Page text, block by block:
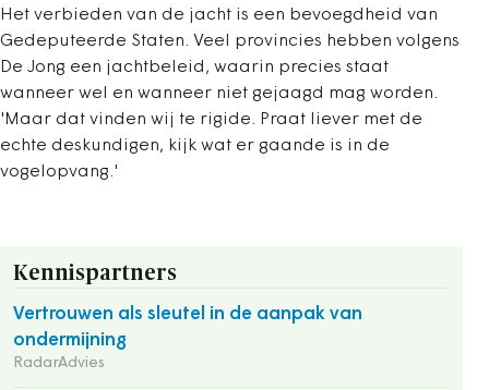
Het verbieden van de jacht is een bevoegdheid van
Gedeputeerde Staten. Veel provincies hebben volgens
De Jong een jachtbeleid, waarin precies staat
wanneer wel en wanneer niet gejaagd mag worden.
'Maar dat vinden wij te rigide. Praat liever met de
echte deskundigen, kijk wat er gaande is in de
vogelopvang.'
Kennispartners
Vertrouwen als sleutel in de aanpak van
ondermijning
RadarAdvies